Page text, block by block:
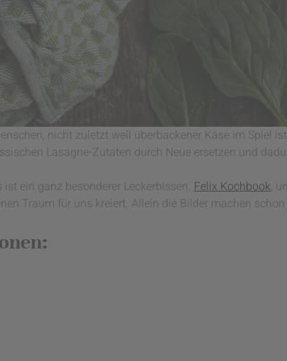
nicht zuletzt weil überbackener Käse im Spiel
Lasagne-Zutaten durch Neue ersetzen und
ein ganz besonderer Leckerbissen. Felix Kochbook,
Traum für uns kreiert. Allein die Bilder machen